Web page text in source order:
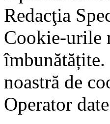
Redacţia
Cookie-urile
noastră de
Operator